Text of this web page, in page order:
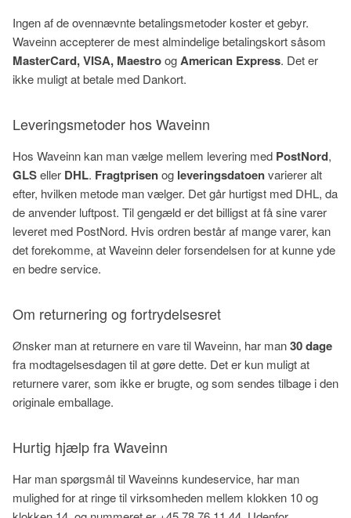
Ingen af de ovennævnte betalingsmetoder koster et gebyr.
Waveinn accepterer de mest almindelige betalingskort såsom
MasterCard, VISA, MaestroogAmerican Express. Det er
ikke muligt at betale med Dankort.
Leveringsmetoder hos Waveinn
Hos Waveinn kan man vælge mellem levering med PostNord,
GLSeller DHL. Fragtprisenog leveringsdatoenvarierer alt
efter, hvilken metode man vælger. Det går hurtigst med DHL, da
de anvender luftpost. Til gengæld er det billigst at få sine varer
leveret med PostNord. Hvis ordren består af mange varer, kan
det forekomme, at Waveinn deler forsendelsen for at kunne yde
en bedre service.
Om returnering og fortrydelsesret
Ønsker man at returnere en vare til Waveinn, har man30 dage
fra modtagelsesdagen til at gøre dette. Det er kun muligt at
returnere varer, som ikke er brugte, og som sendes tilbage i den
originale emballage.
Hurtig hjælp fra Waveinn
Har man spørgsmål til Waveinns kundeservice, har man
mulighed for at ringe til virksomheden mellem klokken 10 og